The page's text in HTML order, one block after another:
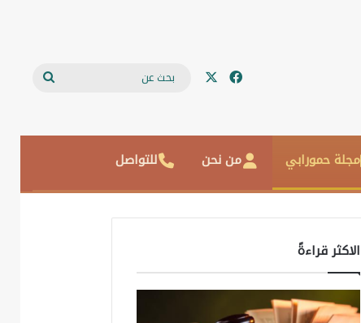
فيسبوك
مجلة حمورابي من نحن للتواصل
الاكثر قراءةً